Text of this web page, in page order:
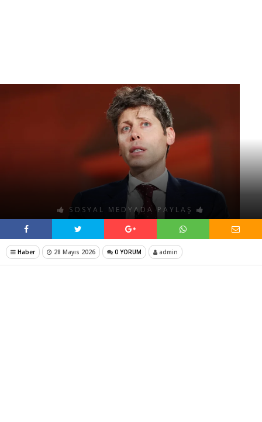
SOSYAL MEDYADA PAYLAŞ
Haber 28 Mayıs 2026 0 YORUM admin